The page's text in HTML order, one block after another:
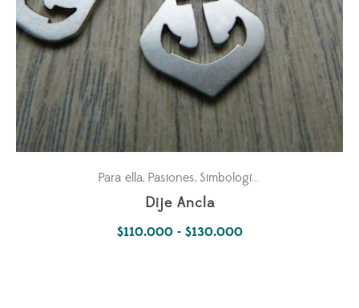
Para ella, Pasiones, Simbología Del Alma
Dije Ancla
$110.000 - $130.000Rango